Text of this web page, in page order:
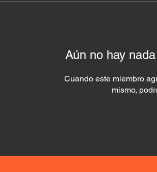
Aún no hay
Cuando este miembro
mismo,